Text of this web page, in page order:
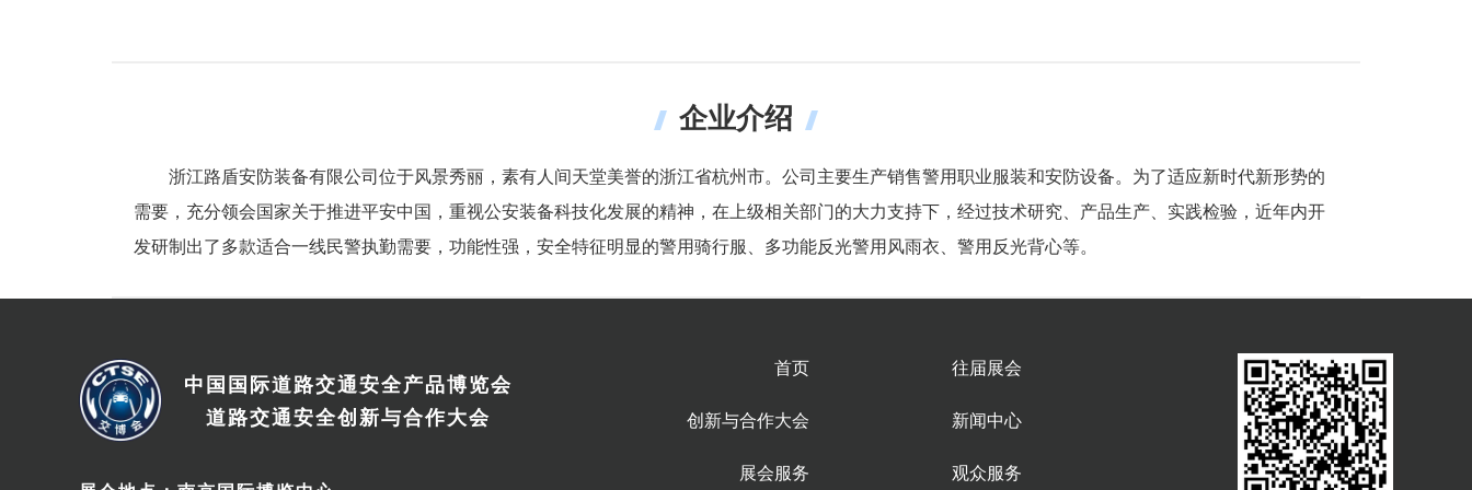
企业介绍
浙江路盾安防装备有限公司位于风景秀丽，素有人间天堂美誉的浙江省杭州市。公司主要生产销售警用职业服装和安防设备。为了适应新时代新形势的
需要，充分领会国家关于推进平安中国，重视公安装备科技化发展的精神，在上级相关部门的大力支持下，经过技术研究、产品生产、实践检验，近年内开
发研制出了多款适合一线民警执勤需要，功能性强，安全特征明显的警用骑行服、多功能反光警用风雨衣、警用反光背心等。
中国国际道路交通安全产品博览会
道路交通安全创新与合作大会
首页
创新与合作大会
展会服务
往届展会
新闻中心
观众服务